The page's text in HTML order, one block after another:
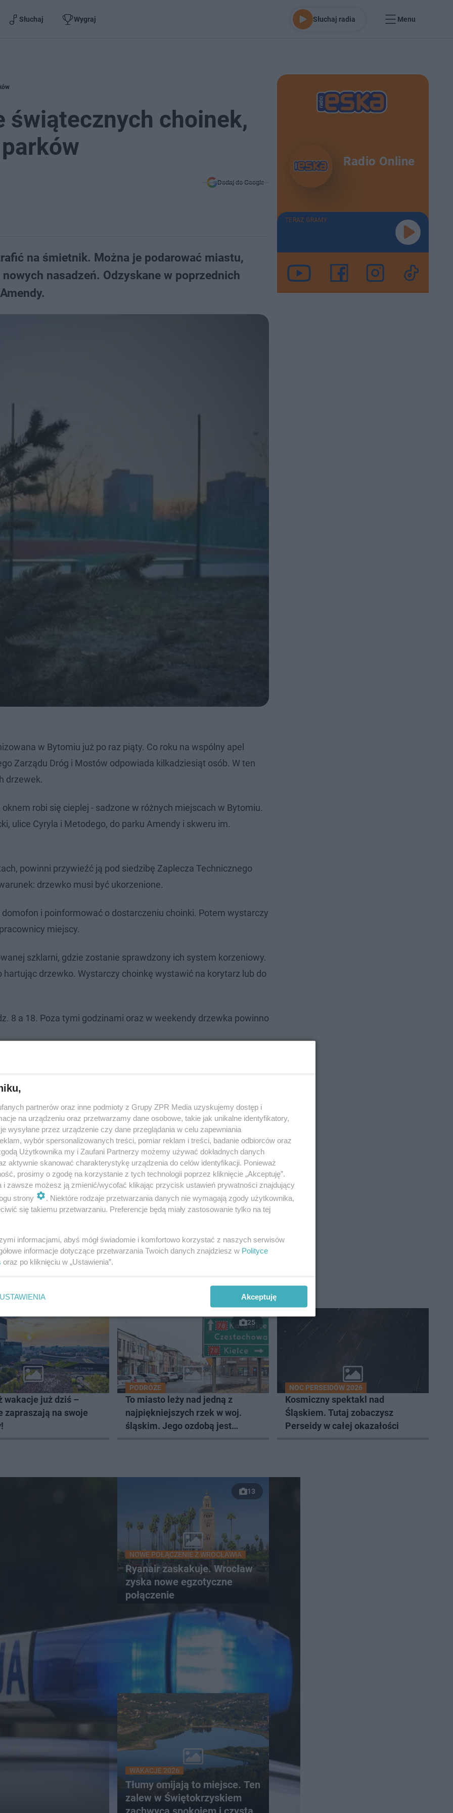
Słuchaj Wygraj Słuchaj radia Menu
świątecznych choinek,
Dodaj do Google
na śmietnik. Można je podarować miastu,
nasadzeń. Odzyskane w poprzednich
w Bytomiu już po raz piąty. Co roku na wspólny apel
Zarządu Dróg i Mostów odpowiada kilkadziesiąt osób. W ten
drzewek.
robi się cieplej - sadzone w różnych miejscach w Bytomiu.
ulice Cyryla i Metodego, do parku Amendy i skweru im.
powinni przywieźć ją pod siedzibę Zaplecza Technicznego
drzewko musi być ukorzenione.
i poinformować o dostarczeniu choinki. Potem wystarczy
miejscy.
szklarni, gdzie zostanie sprawdzony ich system korzeniowy.
drzewko. Wystarczy choinkę wystawić na korytarz lub do
8 a 18. Poza tymi godzinami oraz w weekendy drzewka powinno
po świętach
Radio Online
TERAZ GRAMY
wakacje już dziś –
zapraszają na swoje
25
PODRÓŻE
To miasto leży nad jedną z
najpiękniejszych rzek w woj.
śląskim. Jego ozdobą jest
NOC PERSEIDÓW 2026
Kosmiczny spektakl nad
Śląskiem. Tutaj zobaczysz
Perseidy w całej okazałości
13
NOWE POŁĄCZENIE Z WROCŁAWIA
Ryanair zaskakuje. Wrocław
zyska nowe egzotyczne
połączenie
WAKACJE 2026
Tłumy omijają to miejsce. Ten
zalew w Świętokrzyskiem
partnerów oraz inne podmioty z Grupy ZPR Media uzyskujemy dostęp i
na urządzeniu oraz przetwarzamy dane osobowe, takie jak unikalne identyfikatory,
wysyłane przez urządzenie czy dane przeglądania w celu zapewniania
wybór spersonalizowanych treści, pomiar reklam i treści, badanie odbiorców oraz
Użytkownika my i Zaufani Partnerzy możemy używać dokładnych danych
aktywnie skanować charakterystykę urządzenia do celów identyfikacji. Ponieważ
prosimy o zgodę na korzystanie z tych technologii poprzez kliknięcie „Akceptuję”.
i zawsze możesz ją zmienić/wycofać klikając przycisk ustawień prywatności znajdujący
strony
. Niektóre rodzaje przetwarzania danych nie wymagają zgody użytkownika,
się takiemu przetwarzaniu. Preferencje będą miały zastosowanie tylko na tej
informacjami, abyś mógł świadomie i komfortowo korzystać z naszych serwisów
informacje dotyczące przetwarzania Twoich danych znajdziesz w Polityce
oraz po kliknięciu w „Ustawienia”.
USTAWIENIA Akceptuję